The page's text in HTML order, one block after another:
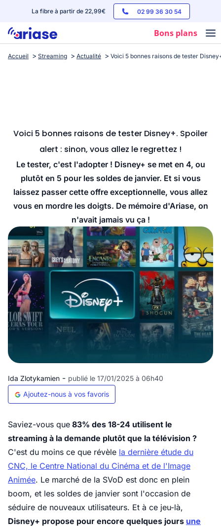
La fibre à partir de 22,99€ 02 99 36 30 54
Bons plans
Box internet
Streaming
Accueil Streaming Actualité Voici 5 bonnes raisons de tester
Voici 5 bonnes raisons de tester Disney+. Spoiler
alert : sinon, vous allez le regrettez !
Le tester, c'est l'adopter ! Disney+ se met en 4, ou
plutôt en 5 pour les soldes de janvier. Et si vous
laissez passer cette offre exceptionnelle, vous allez
vous en mordre les doigts. De mémoire d'Ariase, on
n'avait jamais vu ça !
Ida Zlotykamien - publié le 17/01/2025 à 06h40
Ajoutez-nous à vos favoris
Saviez-vous que 83% des 18-24 utilisent le
streaming à la demande plutôt que la télévision ?
C'est du moins ce que révèle la dernière étude du
CNC, le Centre National du Cinéma et de l'Image
Animée. Le marché de la SVoD est donc en plein
boom, et les soldes de janvier sont l'occasion de
séduire de nouveaux utilisateurs. Et à ce jeu-là,
Disney+ propose pour encore quelques jours une